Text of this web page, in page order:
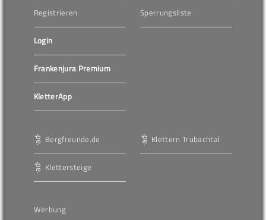
Registrieren
Login
Frankenjura Premium
KletterApp
Sperrungsliste
Bergfreunde.de
Klettersteige
Klettern Trubachtal
Werbung